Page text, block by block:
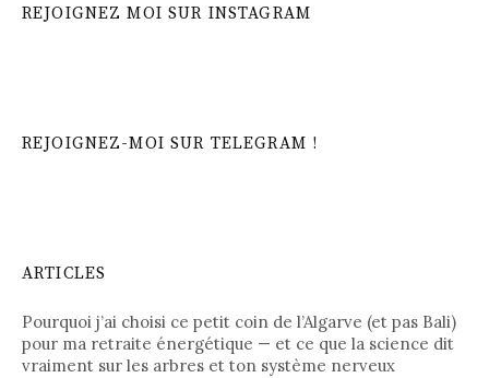
REJOIGNEZ MOI SUR INSTAGRAM
REJOIGNEZ-MOI SUR TELEGRAM !
ARTICLES
Pourquoi j’ai choisi ce petit coin de l’Algarve (et pas Bali)
pour ma retraite énergétique — et ce que la science dit
vraiment sur les arbres et ton système nerveux